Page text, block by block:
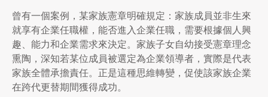
曾有一個案例，某家族憲章明確規定：家族成員並非生來
就享有企業任職權，能否進入企業任職，需要根據個人興
趣、能力和企業需求來決定。家族子女自幼接受憲章理念
熏陶，深知若某位成員被選定為企業領導者，實際是代表
家族全體承擔責任。正是這種思維轉變，促使該家族企業
在跨代更替期間獲得成功。